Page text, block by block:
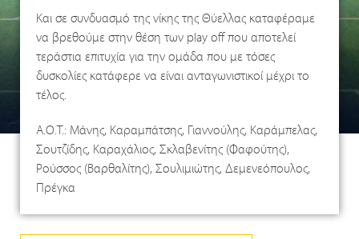
Και σε συνδυασμό της νίκης της Θύελλας καταφέραμε
να βρεθούμε στην θέση των play off που αποτελεί
τεράστια επιτυχία για την ομάδα που με τόσες
δυσκολίες κατάφερε να είναι ανταγωνιστικοί μέχρι το
τέλος.
Α.Ο.Τ.: Μάνης, Καραμπάτσης, Γιαννούλης, Καράμπελας,
Σουτζίδης, Καραχάλιος, Σκλαβενίτης (Φαφούτης),
Ρούσσος (Βαρθαλίτης), Σουλιμιώτης, Δεμενεόπουλος,
Πρέγκα